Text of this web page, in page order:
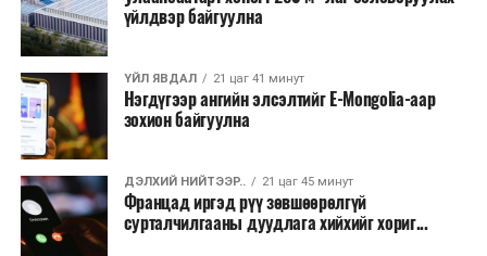
үйлдвэр байгуулна
ҮЙЛ ЯВДАЛ 21 цаг 41 минут
Нэгдүгээр ангийн элсэлтийг E-Mongolia-аар
зохион байгуулна
ДЭЛХИЙ НИЙТЭЭР.. 21 цаг 45 минут
Францад иргэд рүү зөвшөөрөлгүй
сурталчилгааны дуудлага хийхийг хориг...